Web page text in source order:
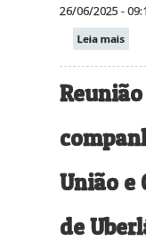
26/06/2025 -
Leia mais
União e
de